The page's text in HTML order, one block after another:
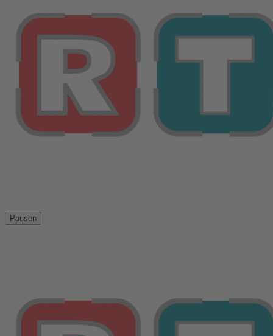
Pausen